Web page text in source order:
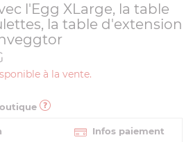
l'Egg XLarge, la table
la table d'extension
à la vente.
Infos paiement